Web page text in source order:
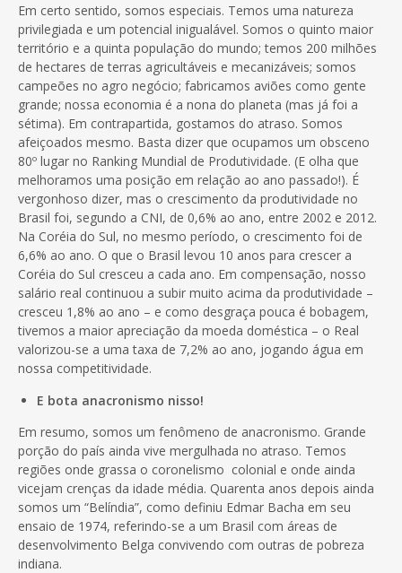
Em certo sentido, somos especiais. Temos uma natureza
privilegiada e um potencial inigualável. Somos o quinto maior
território e a quinta população do mundo; temos 200 milhões
de hectares de terras agricultáveis e mecanizáveis; somos
campeões no agro negócio; fabricamos aviões como gente
grande; nossa economia é a nona do planeta (mas já foi a
sétima). Em contrapartida, gostamos do atraso. Somos
afeiçoados mesmo. Basta dizer que ocupamos um obsceno
80º lugar no Ranking Mundial de Produtividade. (E olha que
melhoramos uma posição em relação ao ano passado!). É
vergonhoso dizer, mas o crescimento da produtividade no
Brasil foi, segundo a CNI, de 0,6% ao ano, entre 2002 e 2012.
Na Coréia do Sul, no mesmo período, o crescimento foi de
6,6% ao ano. O que o Brasil levou 10 anos para crescer a
Coréia do Sul cresceu a cada ano. Em compensação, nosso
salário real continuou a subir muito acima da produtividade –
cresceu 1,8% ao ano – e como desgraça pouca é bobagem,
tivemos a maior apreciação da moeda doméstica – o Real
valorizou-se a uma taxa de 7,2% ao ano, jogando água em
nossa competitividade.
E bota anacronismo nisso!
Em resumo, somos um fenômeno de anacronismo. Grande
porção do país ainda vive mergulhada no atraso. Temos
regiões onde grassa o coronelismo colonial e onde ainda
vicejam crenças da idade média. Quarenta anos depois ainda
somos um “Belíndia”, como definiu Edmar Bacha em seu
ensaio de 1974, referindo-se a um Brasil com áreas de
desenvolvimento Belga convivendo com outras de pobreza
indiana.